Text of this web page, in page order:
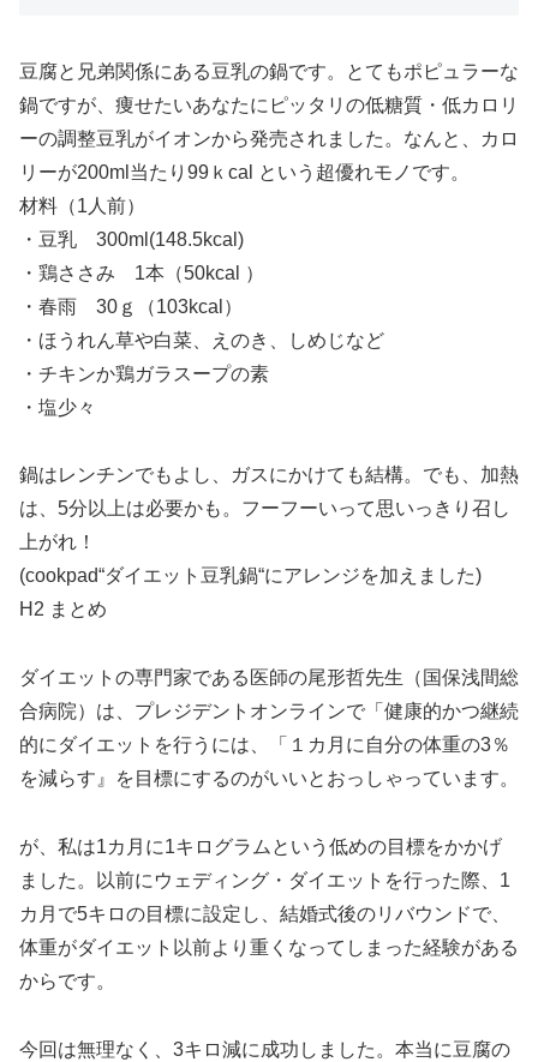
豆腐と兄弟関係にある豆乳の鍋です。とてもポピュラーな
鍋ですが、痩せたいあなたにピッタリの低糖質・低カロリ
ーの調整豆乳がイオンから発売されました。なんと、カロ
リーが200ml当たり99ｋcal という超優れモノです。
材料（1人前）
・豆乳 300ml(148.5kcal)
・鶏ささみ 1本（50kcal ）
・春雨 30ｇ（103kcal）
・ほうれん草や白菜、えのき、しめじなど
・チキンか鶏ガラスープの素
・塩少々
鍋はレンチンでもよし、ガスにかけても結構。でも、加熱
は、5分以上は必要かも。フーフーいって思いっきり召し
上がれ！
(cookpad“ダイエット豆乳鍋“にアレンジを加えました)
H2 まとめ
ダイエットの専門家である医師の尾形哲先生（国保浅間総
合病院）は、プレジデントオンラインで「健康的かつ継続
的にダイエットを行うには、「１カ月に自分の体重の3％
を減らす』を目標にするのがいいとおっしゃっています。
が、私は1カ月に1キログラムという低めの目標をかかげ
ました。以前にウェディング・ダイエットを行った際、1
カ月で5キロの目標に設定し、結婚式後のリバウンドで、
体重がダイエット以前より重くなってしまった経験がある
からです。
今回は無理なく、3キロ減に成功しました。本当に豆腐の